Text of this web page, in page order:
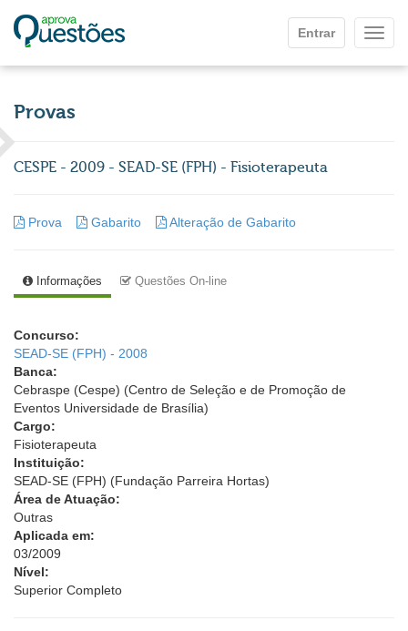
Entrar
Provas
CESPE - 2009 - SEAD-SE (FPH) - Fisioterapeuta
Prova Gabarito Alteração de Gabarito
Informações Questões On-line
Concurso:
SEAD-SE (FPH) - 2008
Banca:
Cebraspe (Cespe) (Centro de Seleção e de Promoção de
Eventos Universidade de Brasília)
Cargo:
Fisioterapeuta
Instituição:
SEAD-SE (FPH) (Fundação Parreira Hortas)
Área de Atuação:
Outras
Aplicada em:
03/2009
Nível:
Superior Completo